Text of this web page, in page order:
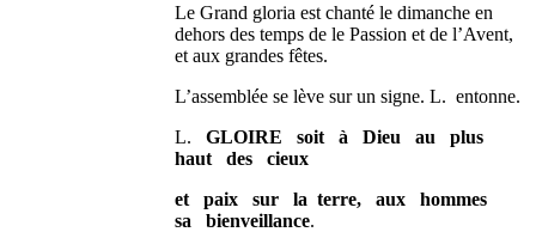
Le Grand gloria est chanté le dimanche en
dehors des temps de le Passion et de l’Avent,
et aux grandes fêtes.
L’assemblée se lève sur un signe. L. entonne.
L.GLOIRE soit à Dieu au plus
haut des cieux
et paix sur la terre, aux hommes
sa bienveillance.